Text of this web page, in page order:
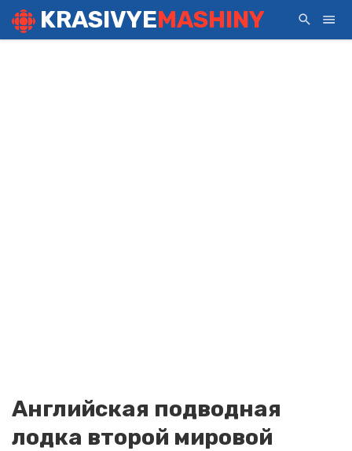
KRASIVYEMASHINY
Английская подводная
лодка второй мировой